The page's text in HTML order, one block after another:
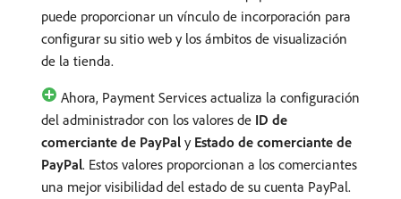
puede proporcionar un vínculo de incorporación para
configurar su sitio web y los ámbitos de visualización
de la tienda.
Ahora, Payment Services actualiza la configuración
del administrador con los valores de ID de
comerciante de PayPal y Estado de comerciante de
PayPal. Estos valores proporcionan a los comerciantes
una mejor visibilidad del estado de su cuenta PayPal.